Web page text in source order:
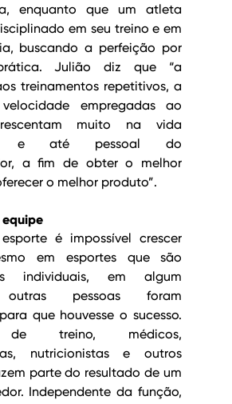
enquanto que um atleta
em seu treino e em
buscando a perfeição por
Julião diz que “a
treinamentos repetitivos, a
empregadas ao
muito na vida
e até pessoal do
a fim de obter o melhor
o melhor produto”.
equipe
é impossível crescer
em esportes que são
individuais, em algum
outras pessoas foram
que houvesse o sucesso.
de treino, médicos,
nutricionistas e outros
parte do resultado de um
Independente da função,